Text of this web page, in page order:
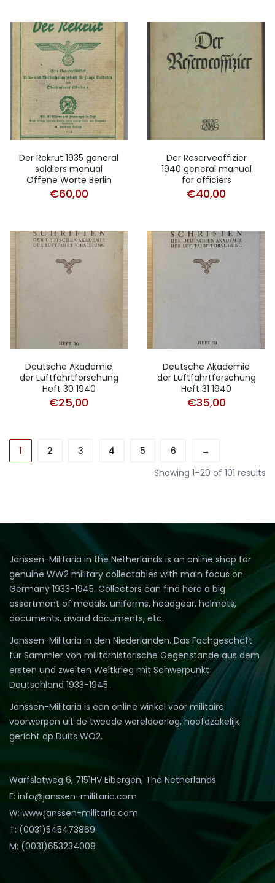
Der Rekrut 1935 general
soldiers manual
Offene Worte Berlin
€60,00
Der Reserveoffizier
1940 general manual
for officiers
€40,00
Deutsche Akademie
der Luftfahrtforschung
Heft 30 1940
€25,00
Deutsche Akademie
der Luftfahrtforschung
Heft 31 1940
€35,00
1 2 3 4 5 6
→
Showing 1–20 of 101 results
Janssen-Militaria in the Netherlands is an online shop for
genuine WW2 military collectables with main focus on
Germany 1933-1945. Collectors can find here a big
assortment of medals, uniforms, headgear, helmets,
documents, award documents, etc.
Janssen-Militaria in den Niederlanden. Das Fachgeschäft
für Sammler von militärhistorische Gegenstände aus dem
ersten und zweiten Weltkrieg mit Schwerpunkt
Deutschland 1933-1945.
Janssen-Militaria is een online winkel voor militaire
voorwerpen uit de tweede wereldoorlog, hoofdzakelijk
gericht op Duits WO2.
Warfslatweg 6, 7151HV Eibergen, The Netherlands
E: info@janssen-militaria.com
W: www.janssen-militaria.com
T: (0031)545473869
M: (0031)653234008